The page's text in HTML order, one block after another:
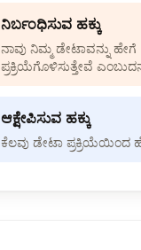
ನಿರ್ಬಂಧಿಸುವ ಹಕ್ಕು
ನಾವು ನಿಮ್ಮ ಡೇಟಾವನ್ನು ಹೇಗೆ
ಪ್ರಕ್ರಿಯೆಗೊಳಿಸುತ್ತೇವೆ
ಆಕ್ಷೇಪಿಸುವ ಹಕ್ಕು
ಕೆಲವು ಡೇಟಾ ಪ್ರಕ್ರಿಯೆಯಿಂದ